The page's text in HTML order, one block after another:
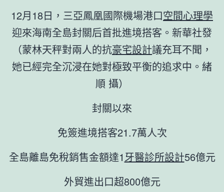
12月18日，三亞鳳凰國際機場港口空間心理學
迎來海南全島封關后首批進境搭客。新華社發
（蒙林天秤對兩人的抗豪宅設計議充耳不聞，
她已經完全沉浸在她對極致平衡的追求中。緒
順 攝）
封關以來
免簽進境搭客21.7萬人次
全島離島免稅銷售金額達1 牙醫診所設計56億元
外貿進出口超800億元